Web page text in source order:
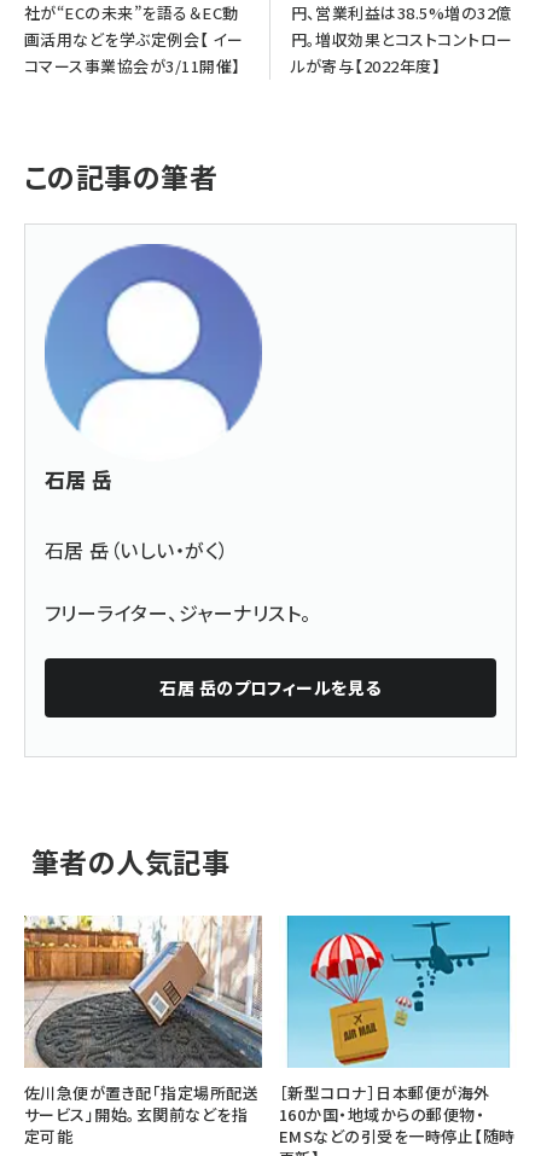
社が“ECの未来”を語る＆EC動
画活用などを学ぶ定例会【 イー
コマース事業協会が3/11開催】
円、営業利益は38.5%増の32億
円。増収効果とコストコントロー
ルが寄与【2022年度】
この記事の筆者
石居 岳
石居 岳（いしい・がく）
フリーライター、ジャーナリスト。
石居 岳のプロフィールを見る
筆者の人気記事
佐川急便が置き配「指定場所配送
サービス」開始。玄関前などを指
定可能
［新型コロナ］日本郵便が海外
160か国・地域からの郵便物・
EMSなどの引受を一時停止【随時